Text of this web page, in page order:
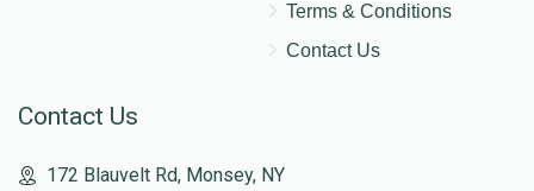
Terms & Conditions
Contact Us
Contact Us
172 Blauvelt Rd, Monsey, NY